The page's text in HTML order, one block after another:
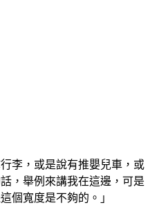
李，或是說有推嬰兒車，或
，舉例來講我在這邊，可是
個寬度是不夠的。」